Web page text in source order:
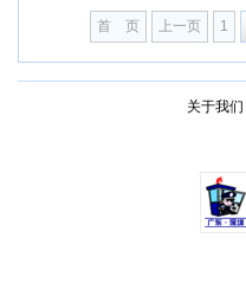
首 页 上一页 1
关于我们